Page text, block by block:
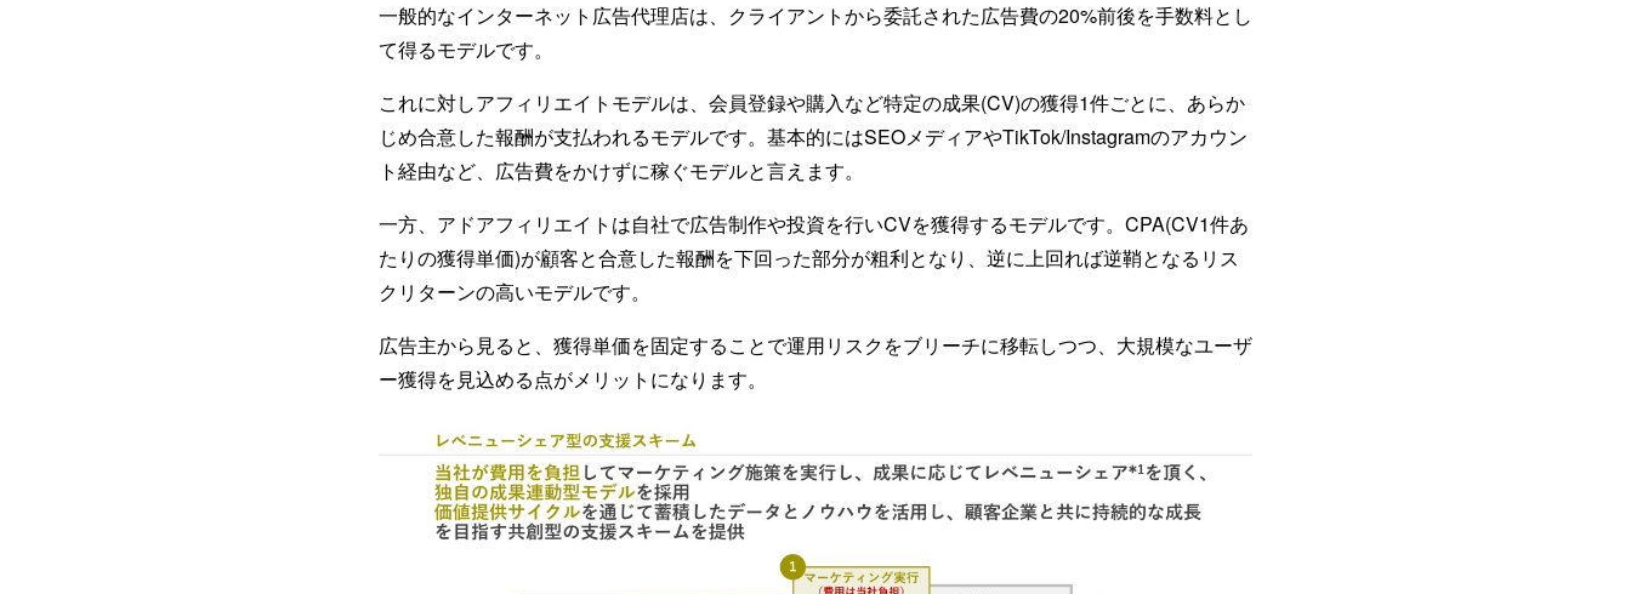
一般的なインターネット広告代理店は、クライアントから委託された広告費の20%前後を手数料とし
て得るモデルです。
これに対しアフィリエイトモデルは、会員登録や購入など特定の成果(CV)の獲得1件ごとに、あらか
じめ合意した報酬が支払われるモデルです。基本的にはSEOメディアやTikTok/Instagramのアカウン
ト経由など、広告費をかけずに稼ぐモデルと言えます。
一方、アドアフィリエイトは自社で広告制作や投資を行いCVを獲得するモデルです。CPA(CV1件あ
たりの獲得単価)が顧客と合意した報酬を下回った部分が粗利となり、逆に上回れば逆鞘となるリス
クリターンの高いモデルです。
広告主から見ると、獲得単価を固定することで運用リスクをブリーチに移転しつつ、大規模なユーザ
ー獲得を見込める点がメリットになります。